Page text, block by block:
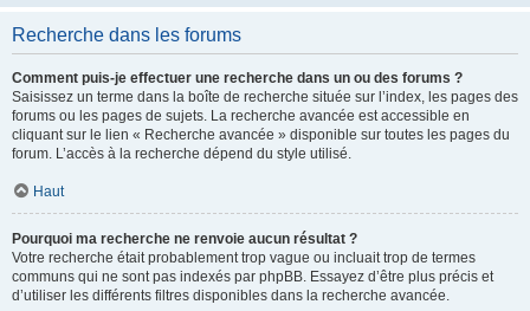
Recherche dans les forums
Comment puis-je effectuer une recherche dans un ou des forums ?
Saisissez un terme dans la boîte de recherche située sur l’index, les pages des
forums ou les pages de sujets. La recherche avancée est accessible en
cliquant sur le lien « Recherche avancée » disponible sur toutes les pages du
forum. L’accès à la recherche dépend du style utilisé.
Haut
Pourquoi ma recherche ne renvoie aucun résultat ?
Votre recherche était probablement trop vague ou incluait trop de termes
communs qui ne sont pas indexés par phpBB. Essayez d’être plus précis et
d’utiliser les différents filtres disponibles dans la recherche avancée.